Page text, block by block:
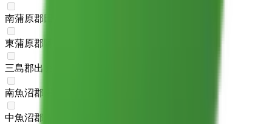
南蒲原郡田上町
東蒲原郡阿賀町
三島郡出雲崎町
南魚沼郡湯沢町
中魚沼郡津南町